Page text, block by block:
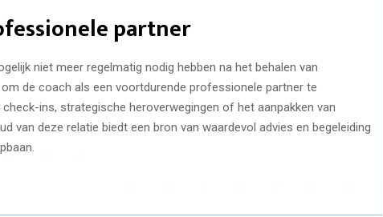
partner
niet meer regelmatig nodig hebben na het behalen van
de coach als een voortdurende professionele partner te
ins, strategische heroverwegingen of het aanpakken van
van deze relatie biedt een bron van waardevol advies en begeleiding